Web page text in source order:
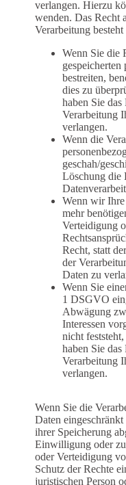
verlangen. Hierzu
wenden. Das Recht
Verarbeitung
Wenn Sie die
gespeicherten
bestreiten,
dies zu
haben Sie
Verarbeitung
verlangen.
Wenn die
geschah/
Löschung die
Wenn wir Ihre
mehr
Verteidigung
Recht, statt
der
Daten zu
Wenn Sie
1 DSGVO
Abwägung
Interessen
nicht
haben Sie
Verarbeitung
verlangen.
Wenn Sie die
Daten
ihrer Speicherung
Einwilligung oder
oder Verteidigung
Schutz der Rechte
juristischen Person